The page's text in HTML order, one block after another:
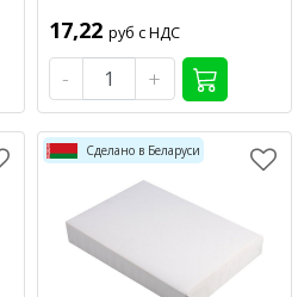
17,22 руб с НДС
- +
Сделано в Беларуси